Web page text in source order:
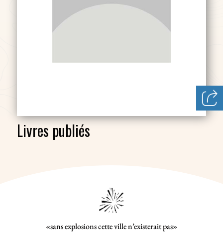
Livres publiés
«sans explosions cette ville n’existerait pas»